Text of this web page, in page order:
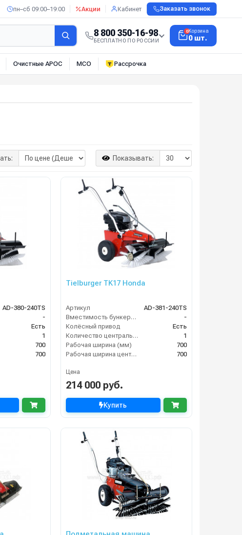
пн–сб 09:00–19:00 Акции Кабинет Заказать звонок
8 800 350-16-98
БЕСПЛАТНО ПО РОССИИ
0Корзина
0 шт.
Очистные АРОС МСО Рассрочка
Показывать:
AD-380-240TS
-
Есть
1
700
700
Tielburger TK17 Honda
Артикул
AD-381-240TS
Вместимость бункера (л)
-
Колёсный привод
Есть
Количество центральных мусоросборных валиков (шт)
1
Рабочая ширина (мм)
700
Рабочая ширина центральной щётки (мм)
700
Цена
214 000 руб.
Купить